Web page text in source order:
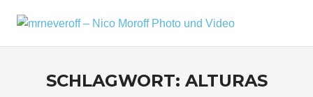
Inhalt
NICO
SCHLAGWORT: ALTURAS